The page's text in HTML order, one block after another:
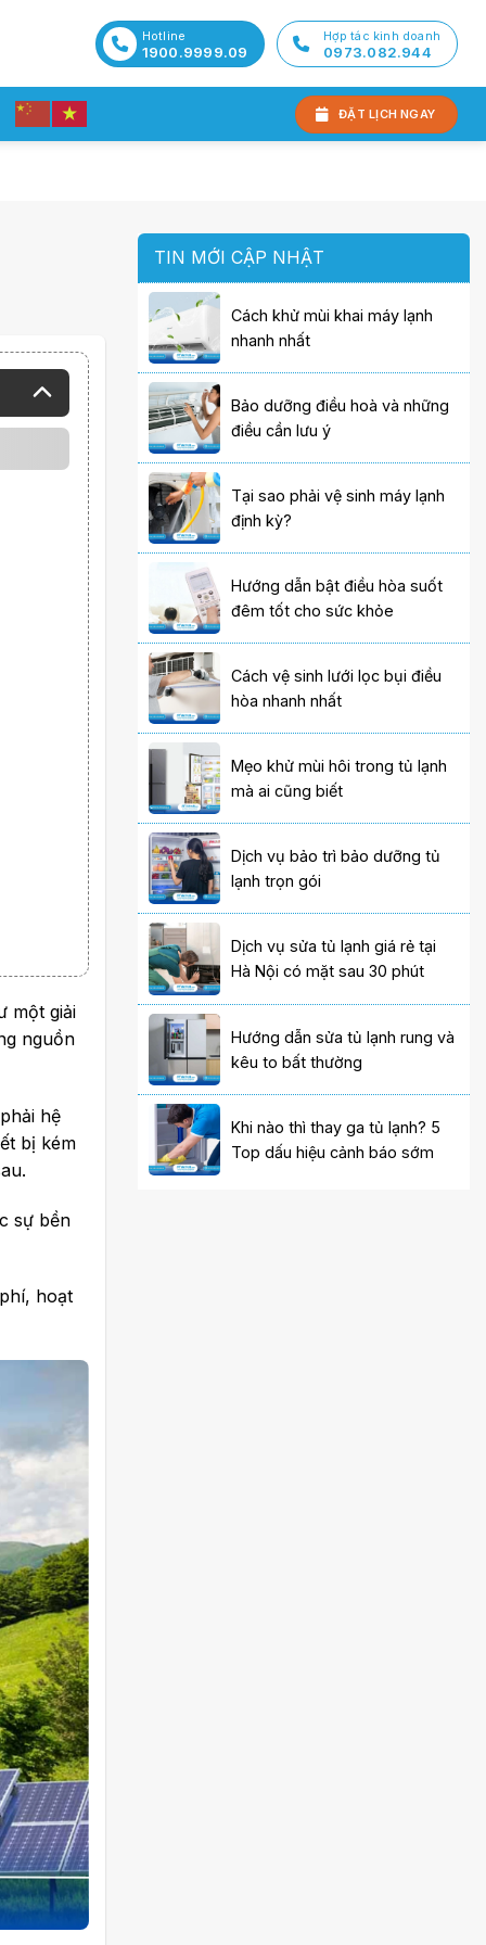
Hotline
1900.9999.09
Hợp tác kinh doanh
0973.082.944
ĐẶT LỊCH NGAY
một giải
nguồn
hệ
bị kém
sự bền
hoạt
TIN MỚI CẬP NHẬT
Cách khử mùi khai máy lạnh
nhanh nhất
Bảo dưỡng điều hoà và những
điều cần lưu ý
Tại sao phải vệ sinh máy lạnh
định kỳ?
Hướng dẫn bật điều hòa suốt
đêm tốt cho sức khỏe
Cách vệ sinh lưới lọc bụi điều
hòa nhanh nhất
Mẹo khử mùi hôi trong tủ lạnh
mà ai cũng biết
Dịch vụ bảo trì bảo dưỡng tủ
lạnh trọn gói
Dịch vụ sửa tủ lạnh giá rẻ tại
Hà Nội có mặt sau 30 phút
Hướng dẫn sửa tủ lạnh rung và
kêu to bất thường
Khi nào thì thay ga tủ lạnh? 5
Top dấu hiệu cảnh báo sớm